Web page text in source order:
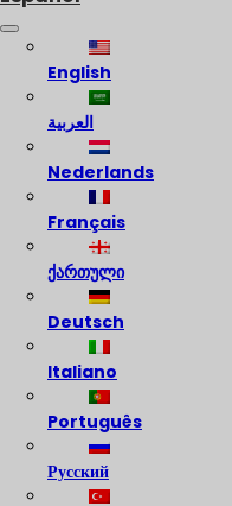
English
العربية
Nederlands
Français
ქართული
Deutsch
Italiano
Português
Русский